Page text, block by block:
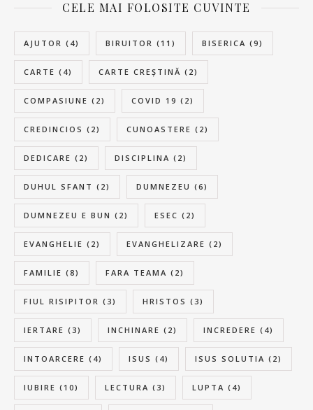
CELE MAI FOLOSITE CUVINTE
AJUTOR (4) BIRUITOR (11) BISERICA (9)
CARTE (4) CARTE CREȘTINĂ (2)
COMPASIUNE (2) COVID 19 (2)
CREDINCIOS (2) CUNOASTERE (2)
DEDICARE (2) DISCIPLINA (2)
DUHUL SFANT (2) DUMNEZEU (6)
DUMNEZEU E BUN (2) ESEC (2)
EVANGHELIE (2) EVANGHELIZARE (2)
FAMILIE (8) FARA TEAMA (2)
FIUL RISIPITOR (3) HRISTOS (3)
IERTARE (3) INCHINARE (2) INCREDERE (4)
INTOARCERE (4) ISUS (4) ISUS SOLUTIA (2)
IUBIRE (10) LECTURA (3) LUPTA (4)